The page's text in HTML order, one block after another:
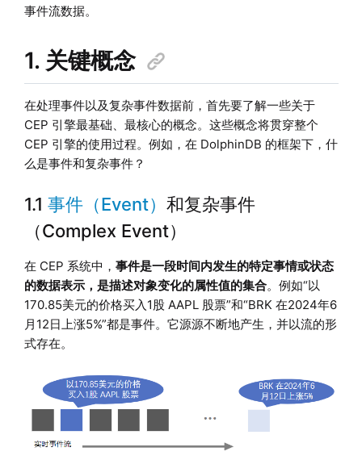
事件流数据。
1. 关键概念
在处理事件以及复杂事件数据前，首先要了解一些关于
CEP 引擎最基础、最核心的概念。这些概念将贯穿整个
CEP 引擎的使用过程。例如，在 DolphinDB 的框架下，什
么是事件和复杂事件？
1.1 事件（Event） 和复杂事件
（Complex Event）
在 CEP 系统中， 事件是一段时间内发生的特定事情或状态
的数据表示，是描述对象变化的属性值的集合。例如“以
170.85美元的价格买入1股 AAPL 股票”和“BRK 在2024年6
月12日上涨5%”都是事件。它源源不断地产生，并以流的形
式存在。